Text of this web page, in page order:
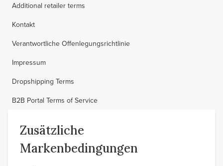
Additional retailer terms
Kontakt
Verantwortliche Offenlegungsrichtlinie
Impressum
Dropshipping Terms
B2B Portal Terms of Service
Zusätzliche
Markenbedingungen